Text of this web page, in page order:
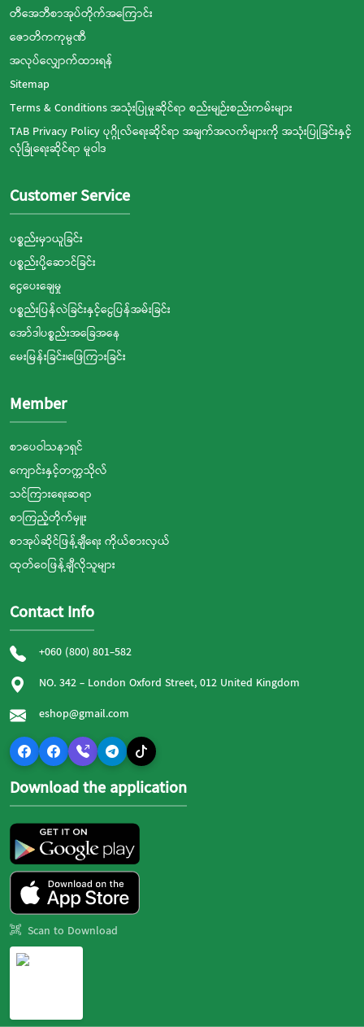
တီအေဘီစာအုပ်တိုက်အကြောင်း
ဇောတိကကုမ္ပဏီ
အလုပ်လျှောက်ထားရန်
Sitemap
Terms & Conditions အသုံးပြုမှုဆိုင်ရာ စည်းမျဉ်းစည်းကမ်းများ
TAB Privacy Policy ပုဂ္ဂိုလ်ရေးဆိုင်ရာ အချက်အလက်များကို အသုံးပြုခြင်းနှင့်
လုံခြုံရေးဆိုင်ရာ မူဝါဒ
Customer Service
ပစ္စည်းမှာယူခြင်း
ပစ္စည်းပို့ဆောင်ခြင်း
ငွေပေးချေမှု
ပစ္စည်းပြန်လဲခြင်းနှင့်ငွေပြန်အမ်းခြင်း
အော်ဒါပစ္စည်းအခြေအနေ
မေးမြန်းခြင်း၊ဖြေကြားခြင်း
Member
စာပေဝါသနာရှင်
ကျောင်းနှင့်တက္ကသိုလ်
သင်ကြားရေးဆရာ
စာကြည့်တိုက်မှူး
စာအုပ်ဆိုင်ဖြန့်ချီရေး ကိုယ်စားလှယ်
ထုတ်ဝေဖြန့်ချီလိုသူများ
Contact Info
+060 (800) 801-582
NO. 342 - London Oxford Street, 012 United Kingdom
eshop@gmail.com
Download the application
Scan to Download